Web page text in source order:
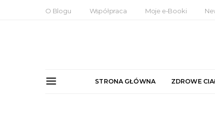
O Blogu Współpraca Moje e-Booki
STRONA GŁÓWNA ZDROWE